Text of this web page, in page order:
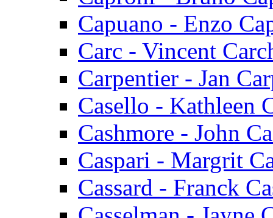
Capuano - Enzo
Carc - Vincent
Carpentier - Jan
Casello - Kathleen
Cashmore - John
Caspari - Margrit
Cassard - Franck